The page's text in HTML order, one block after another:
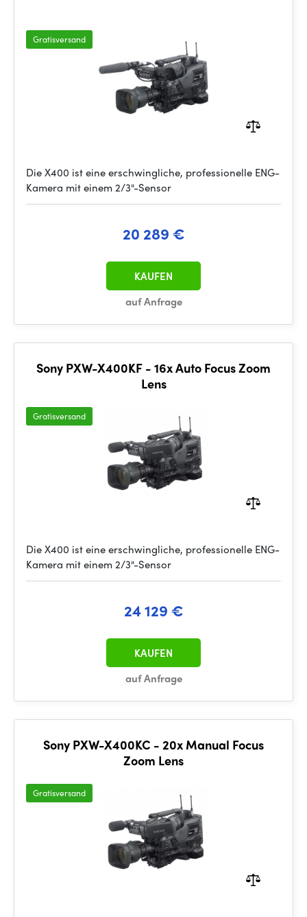
Gratisversand
Die X400 ist eine erschwingliche, professionelle ENG-
Kamera mit einem 2/3"-Sensor
20 289 €
auf Anfrage
KAUFEN
Sony PXW-X400KF - 16x Auto Focus Zoom
Lens
Gratisversand
Die X400 ist eine erschwingliche, professionelle ENG-
Kamera mit einem 2/3"-Sensor
24 129 €
auf Anfrage
KAUFEN
Sony PXW-X400KC - 20x Manual Focus
Zoom Lens
Gratisversand